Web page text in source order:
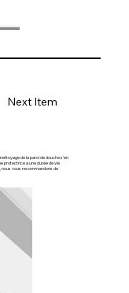
Next Item
de la paroi de douche s'en
protectrice a une durée de vie
nous vous recommandons de